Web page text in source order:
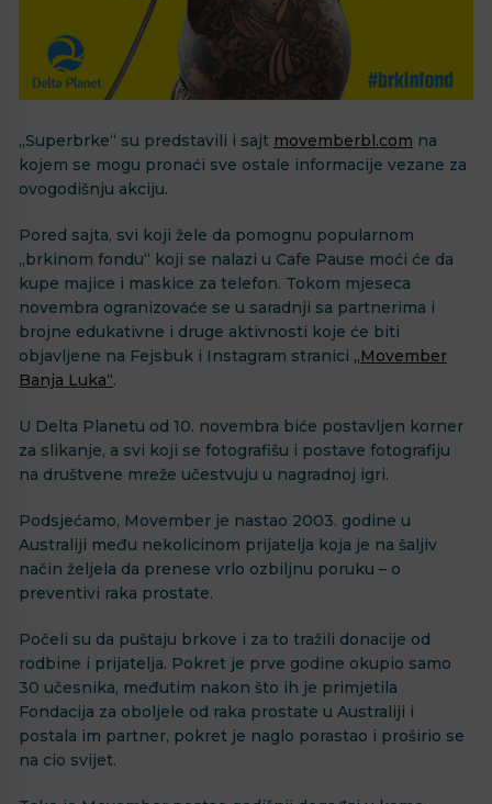
„Superbrke“ su predstavili i sajt movemberbl.com na
kojem se mogu pronaći sve ostale informacije vezane za
ovogodišnju akciju.
Pored sajta, svi koji žele da pomognu popularnom
„brkinom fondu“ koji se nalazi u Cafe Pause moći će da
kupe majice i maskice za telefon. Tokom mjeseca
novembra ogranizovaće se u saradnji sa partnerima i
brojne edukativne i druge aktivnosti koje će biti
objavljene na Fejsbuk i Instagram stranici „Movember
Banja Luka“.
U Delta Planetu od 10. novembra biće postavljen korner
za slikanje, a svi koji se fotografišu i postave fotografiju
na društvene mreže učestvuju u nagradnoj igri.
Podsjećamo, Movember je nastao 2003. godine u
Australiji među nekolicinom prijatelja koja je na šaljiv
način željela da prenese vrlo ozbiljnu poruku – o
preventivi raka prostate.
Počeli su da puštaju brkove i za to tražili donacije od
rodbine i prijatelja. Pokret je prve godine okupio samo
30 učesnika, međutim nakon što ih je primjetila
Fondacija za oboljele od raka prostate u Australiji i
postala im partner, pokret je naglo porastao i proširio se
na cio svijet.